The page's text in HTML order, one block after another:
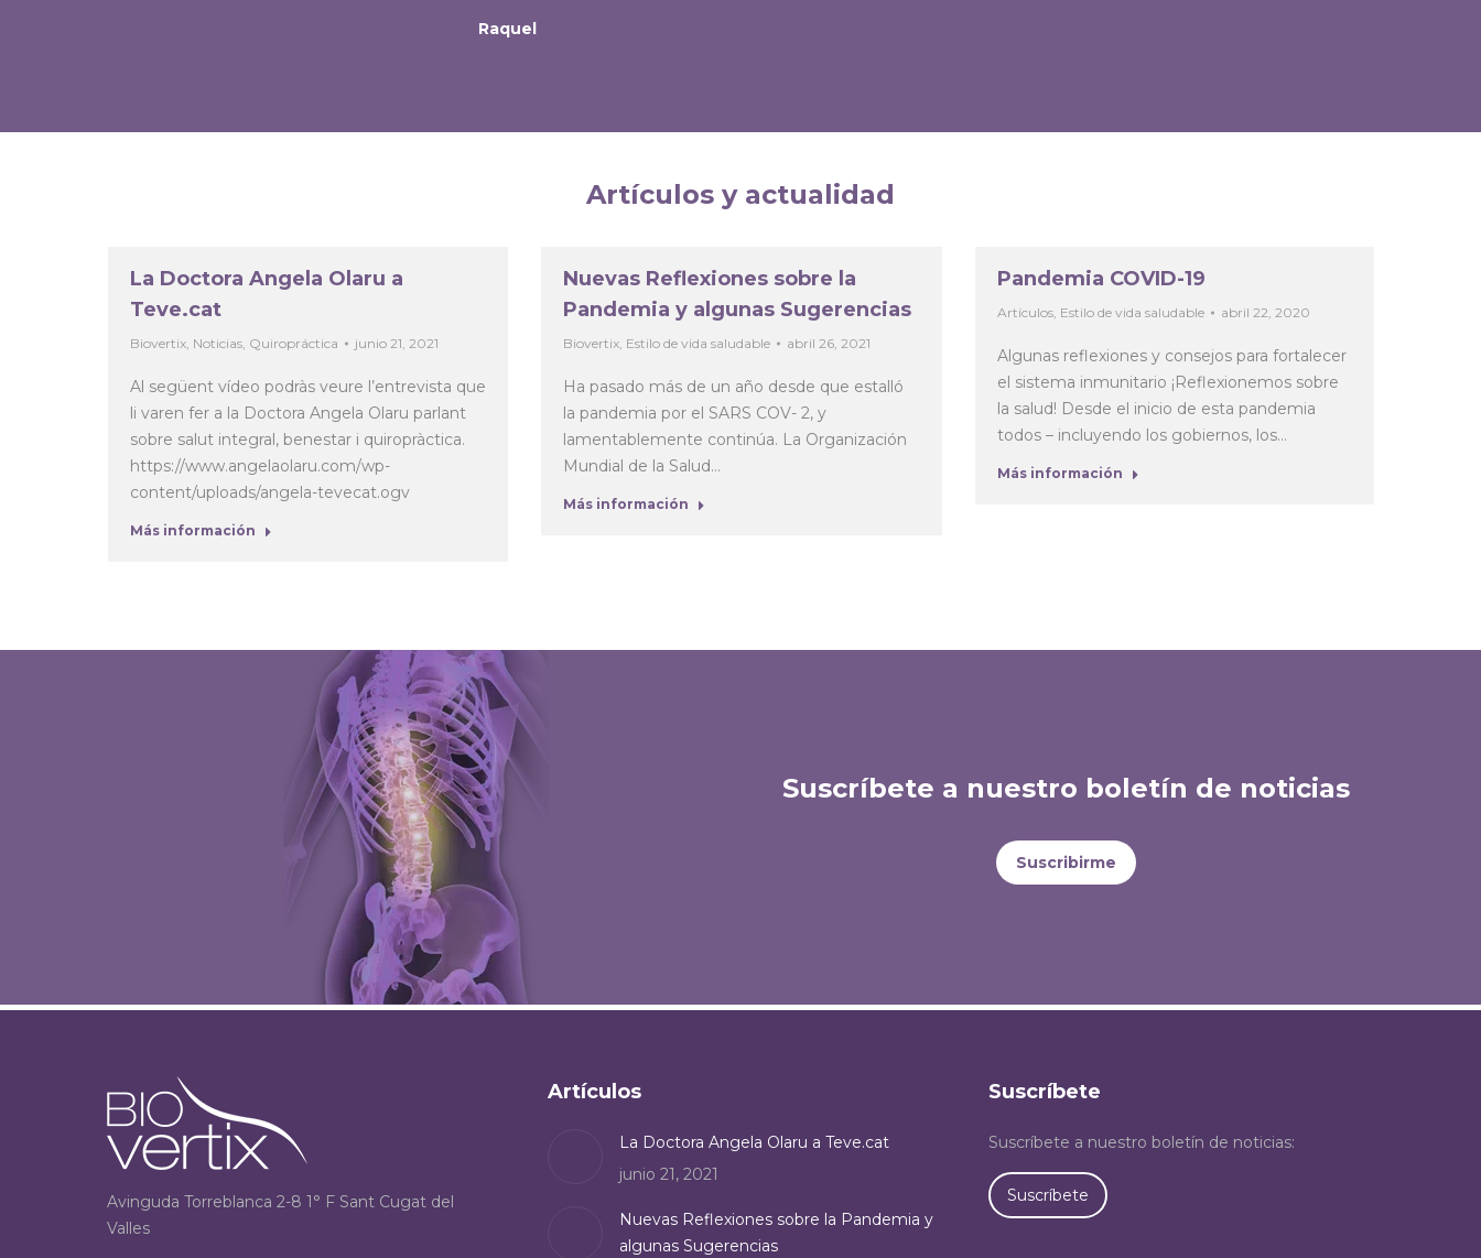
Raquel
Artículos y actualidad
La Doctora Angela Olaru a
Teve.cat
Biovertix, Noticias, Quiropráctica junio 21, 2021
Al següent vídeo podràs veure l’entrevista que
li varen fer a la Doctora Angela Olaru parlant
sobre salut integral, benestar i quiropràctica.
https://www.angelaolaru.com/wp-
content/uploads/angela-tevecat.ogv
Más información
Nuevas Reflexiones sobre la
Pandemia y algunas Sugerencias
Biovertix Estilo de vida saludable abril 26, 2021
Ha pasado más de un año desde que estalló
la pandemia por el SARS COV- 2, y
lamentablemente continúa. La Organización
Mundial de la Salud…
Más información
Pandemia COVID-19
Artículos, Estilo de vida saludable abril 22, 2020
Algunas reflexiones y consejos para fortalecer
el sistema inmunitario ¡Reflexionemos sobre
la salud! Desde el inicio de esta pandemia
todos – incluyendo los gobiernos, los…
Más información
Suscríbete a nuestro boletín de noticias
Suscribirme
Avinguda Torreblanca 2-8 1° F Sant Cugat del
Valles
Artículos
La Doctora Angela Olaru a Teve.cat
junio 21, 2021
Nuevas Reflexiones sobre la Pandemia y
algunas Sugerencias
Suscríbete
Suscríbete a nuestro boletín de noticias:
Suscríbete